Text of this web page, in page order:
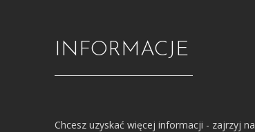
INFORMACJE
Chcesz uzyskać więcej informacji - zajrzyj na